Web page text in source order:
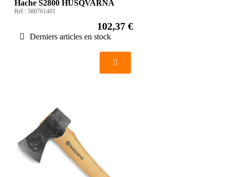
Hache S2800 HUSQVARNA
Réf : 580761401
102,37 €
Derniers articles en stock